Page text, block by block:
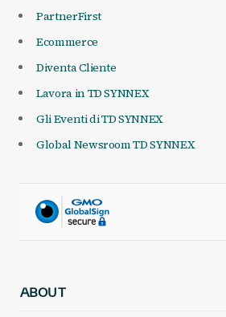
PartnerFirst
Ecommerce
Diventa Cliente
Lavora in TD SYNNEX
Gli Eventi di TD SYNNEX
Global Newsroom TD SYNNEX
ABOUT